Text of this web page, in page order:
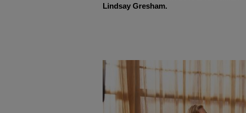
Lindsay Gresham.